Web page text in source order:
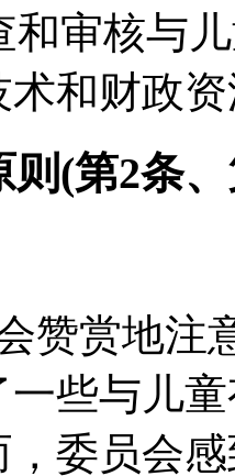
和审核与
术和财政
则(第2条
赞赏地注
一些与儿
，委员会